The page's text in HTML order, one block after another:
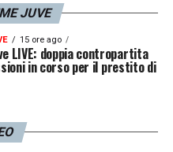
JUVE
15 ore ago
LIVE: doppia contropartita
in corso per il prestito di